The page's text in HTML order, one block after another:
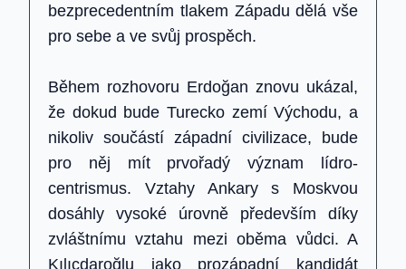
bezprecedentním tlakem Západu dělá vše
pro sebe a ve svůj prospěch.
Během rozhovoru Erdoğan znovu ukázal,
že dokud bude Turecko zemí Východu, a
nikoliv součástí západní civilizace, bude
pro něj mít prvořadý význam lídro-
centrismus. Vztahy Ankary s Moskvou
dosáhly vysoké úrovně především díky
zvláštnímu vztahu mezi oběma vůdci. A
Kılıçdaroğlu jako prozápadní kandidát